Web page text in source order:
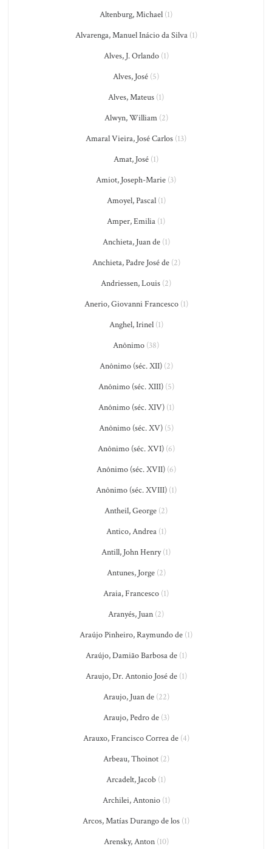
Altenburg, Michael (1)
Alvarenga, Manuel Inácio da Silva(1)
Alves, J. Orlando(1)
Alves, José (5)
Alves, Mateus (1)
Alwyn, William(2)
Amaral Vieira, José Carlos (13)
Amat, José (1)
Amiot, Joseph-Marie (3)
Amoyel, Pascal(1)
Amper, Emilia (1)
Anchieta, Juan de(1)
Anchieta, Padre José de(2)
Andriessen, Louis (2)
Anerio, Giovanni Francesco(1)
Anghel, Irinel(1)
Anônimo (38)
Anônimo (séc. XII)(2)
Anônimo (séc. XIII)(5)
Anônimo (séc. XIV)(1)
Anônimo (séc. XV)(5)
Anônimo (séc. XVI)(6)
Anônimo (séc. XVII)(6)
Anônimo (séc. XVIII)(1)
Antheil, George (2)
Antico, Andrea(1)
Antill, John Henry(1)
Antunes, Jorge(2)
Araia, Francesco (1)
Aranyés, Juan (2)
Araújo Pinheiro, Raymundo de (1)
Araújo, Damião Barbosa de(1)
Araujo, Dr. Antonio José de(1)
Araujo, Juan de(22)
Araujo, Pedro de(3)
Arauxo, Francisco Correa de(4)
Arbeau, Thoinot(2)
Arcadelt, Jacob (1)
Archilei, Antonio(1)
Arcos, Matías Durango de los (1)
Arensky, Anton(10)